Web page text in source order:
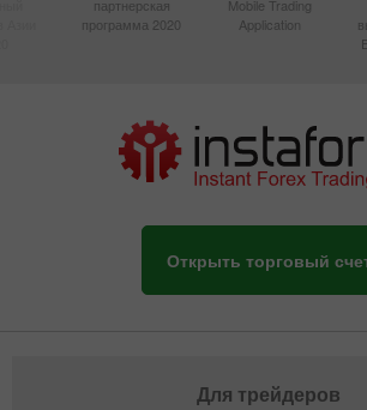
партнерская
программа 2020
Mobile Trading
Application
Открыть торговый
Для трейдеров